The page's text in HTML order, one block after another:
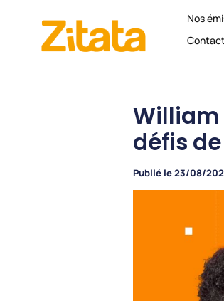
Nos
William
défis
Publié le23/08/